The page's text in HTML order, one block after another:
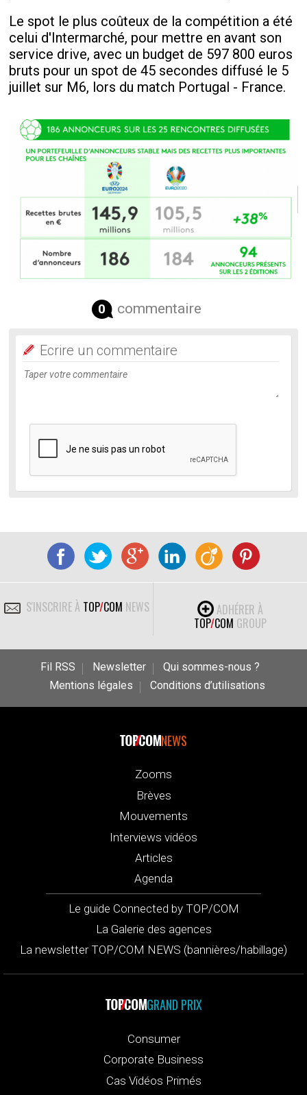
Le spot le plus coûteux de la compétition a été
celui d'Intermarché, pour mettre en avant son
service drive, avec un budget de 597 800 euros
bruts pour un spot de 45 secondes diffusé le 5
juillet sur M6, lors du match Portugal - France.
0 commentaire
Ecrire un commentaire
S'INSCRIRE À TOP/COM NEWS
ADHÉRER À
TOP/COM GROUP
Fil RSS Newsletter
Qui sommes-nous ?
Mentions légales
Conditions d’utilisations
NEWS
Zooms
Brèves
Mouvements
Interviews vidéos
Articles
Agenda
Le guide Connected by TOP/COM
La Galerie des agences
La newsletter TOP/COM NEWS (bannières/habillage)
GRAND PRIX
Consumer
Corporate Business
Cas Vidéos Primés